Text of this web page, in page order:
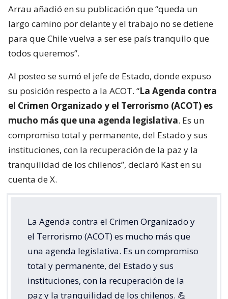
Arrau añadió en su publicación que “queda un
largo camino por delante y el trabajo no se detiene
para que Chile vuelva a ser ese país tranquilo que
todos queremos”.
Al posteo se sumó el jefe de Estado, donde expuso
su posición respecto a la ACOT. “La Agenda contra
el Crimen Organizado y el Terrorismo (ACOT) es
mucho más que una agenda legislativa. Es un
compromiso total y permanente, del Estado y sus
instituciones, con la recuperación de la paz y la
tranquilidad de los chilenos”, declaró Kast en su
cuenta de X.
La Agenda contra el Crimen Organizado y
el Terrorismo (ACOT) es mucho más que
una agenda legislativa. Es un compromiso
total y permanente, del Estado y sus
instituciones, con la recuperación de la
paz y la tranquilidad de los chilenos. 💪